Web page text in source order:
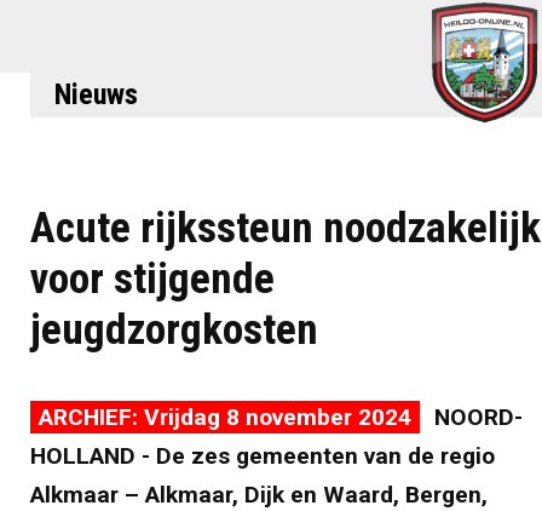
Nieuws
Acute rijkssteun noodzakelijk
voor stijgende
jeugdzorgkosten
ARCHIEF: Vrijdag 8 november 2024
NOORD-
HOLLAND - De zes gemeenten van de regio
Alkmaar – Alkmaar, Dijk en Waard, Bergen,